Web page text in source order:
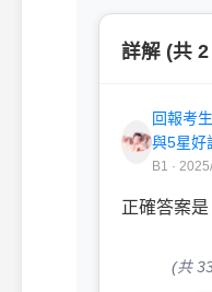
詳解 (共 2
回報考
與5星好
B1 ·
正確答案
(共